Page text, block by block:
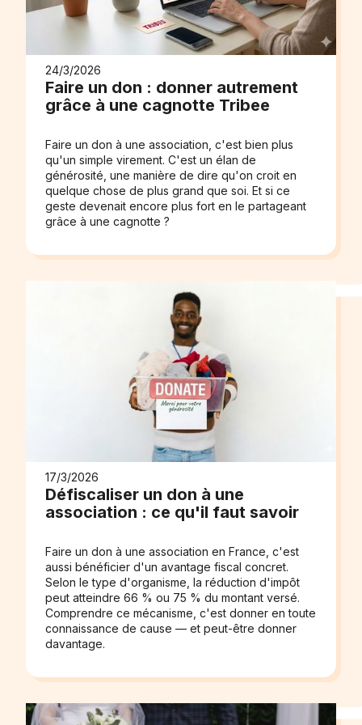
24/3/2026
Faire un don : donner autrement
grâce à une cagnotte Tribee
Faire un don à une association, c'est bien plus
qu'un simple virement. C'est un élan de
générosité, une manière de dire qu'on croit en
quelque chose de plus grand que soi. Et si ce
geste devenait encore plus fort en le partageant
grâce à une cagnotte ?
17/3/2026
Défiscaliser un don à une
association : ce qu'il faut savoir
Faire un don à une association en France, c'est
aussi bénéficier d'un avantage fiscal concret.
Selon le type d'organisme, la réduction d'impôt
peut atteindre 66 % ou 75 % du montant versé.
Comprendre ce mécanisme, c'est donner en toute
connaissance de cause — et peut-être donner
davantage.